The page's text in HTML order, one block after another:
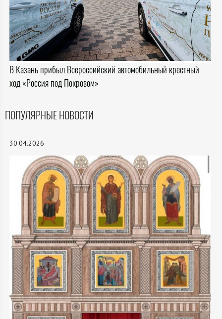
В Казань прибыл Всероссийский автомобильный крестный
ход «Россия под Покровом»
ПОПУЛЯРНЫЕ НОВОСТИ
30.04.2026